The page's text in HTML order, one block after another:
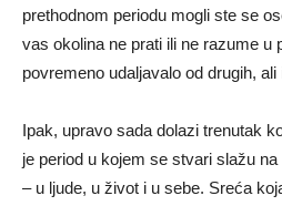
prethodnom periodu mogli ste se
vas okolina ne prati ili ne razume u
povremeno udaljavalo od drugih,
Ipak, upravo sada dolazi trenutak
je period u kojem se stvari slažu
– u ljude, u život i u sebe. Sreća